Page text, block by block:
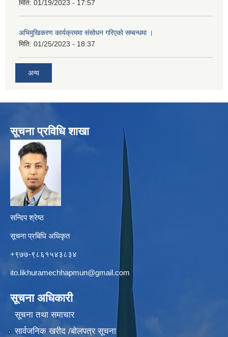
मिति: 01/19/2023 - 17:57
अभिमुखिकरण कार्यक्रममा संसोधन गरिएको सम्बन्धमा ।
मिति: 01/25/2023 - 18:37
अन्य
सूचना प्रविधि शाखा
सन्दिप श्रेष्ठ
सूचना प्रबिधि अधिकृत
+९७७-९८६१५४३८३४
ito.likhuramechhapmun@gmail.com
सूचना अधिकारी
सूचना तथा समाचार
सार्वजनिक खरीद /बोलपत्र सूचना